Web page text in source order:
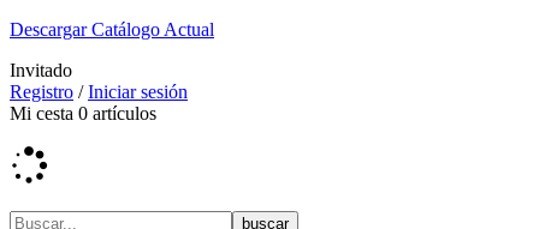
BIG DATA y AI al Servicio de la Seguridad
Invitado
Registro /Iniciar sesión
Mi cesta 0 artículos